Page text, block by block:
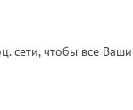
сети, чтобы все